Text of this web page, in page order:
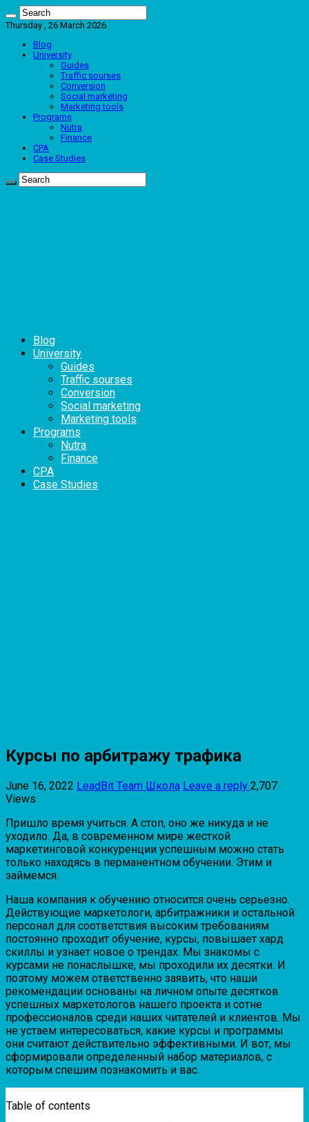
Thursday , 26 March 2026
Blog
University
Guides
Traffic sourses
Conversion
Social marketing
Marketing tools
Programs
Nutra
Finance
CPA
Case Studies
Blog
University
Guides
Traffic sourses
Conversion
Social marketing
Marketing tools
Programs
Nutra
Finance
CPA
Case Studies
Курсы по арбитражу трафика
June 16, 2022 LeadBit Team Школа Leave a reply 2,707
Views
Пришло время учиться. А стоп, оно же никуда и не
уходило. Да, в современном мире жесткой
маркетинговой конкуренции успешным можно стать
только находясь в перманентном обучении. Этим и
займемся.
Наша компания к обучению относится очень серьезно.
Действующие маркетологи, арбитражники и остальной
персонал для соответствия высоким требованиям
постоянно проходит обучение, курсы, повышает хард
скиллы и узнает новое о трендах. Мы знакомы с
курсами не понаслышке, мы проходили их десятки. И
поэтому можем ответственно заявить, что наши
рекомендации основаны на личном опыте десятков
успешных маркетологов нашего проекта и сотне
профессионалов среди наших читателей и клиентов. Мы
не устаем интересоваться, какие курсы и программы
они считают действительно эффективными. И вот, мы
сформировали определенный набор материалов, с
которым спешим познакомить и вас.
Table of contents